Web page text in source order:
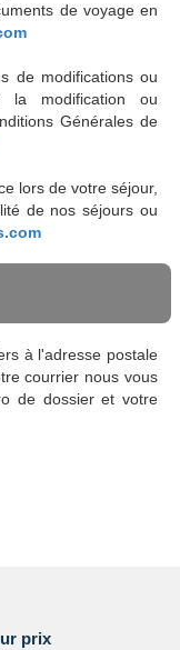
de voyage en
de modifications ou
la modification ou
Générales de
lors de votre séjour,
de nos séjours ou
à l'adresse postale
courrier nous vous
de dossier et votre
prix